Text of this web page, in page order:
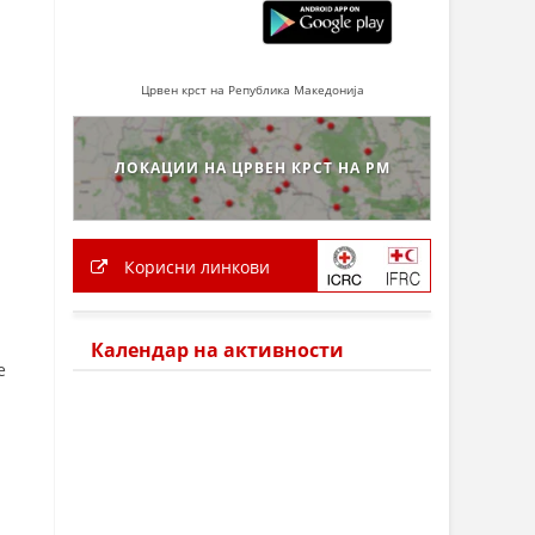
Црвен крст на Република Македонија
ЛОКАЦИИ НА ЦРВЕН КРСТ НА РМ
Корисни линкови
Календар на активности